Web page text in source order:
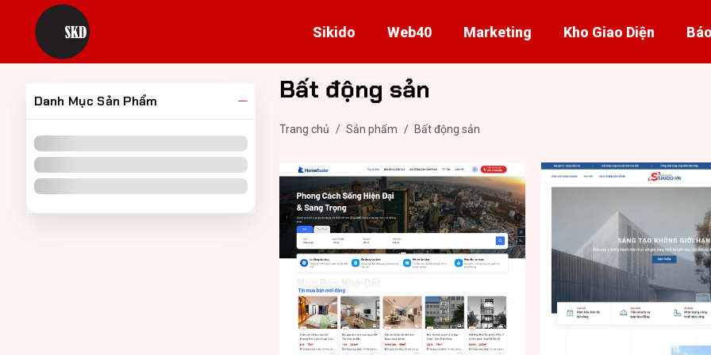
Sikido Web40 Marketing Kho Giao Diện
Bất động sản
Trang chủ / Sản phẩm / Bất động sản
Danh Mục Sản Phẩm